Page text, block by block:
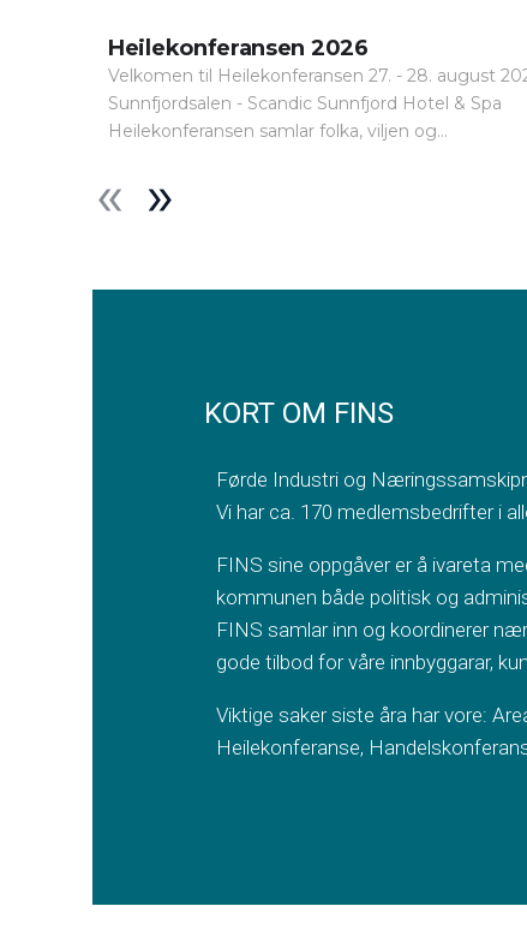
Heilekonferansen 2026
Velkomen til Heilekonferansen 27. - 28. august
Sunnfjordsalen - Scandic Sunnfjord Hotel & Spa
Heilekonferansen samlar folka, viljen og...
KORT OM FINS
Førde Industri og
Vi har ca. 170 medlemsbedrifter i
FINS sine oppgåver er å ivareta
kommunen både politisk og
FINS samlar inn og koordinerer
gode tilbod for våre innbyggarar,
Viktige saker siste åra har vore:
Heilekonferanse,